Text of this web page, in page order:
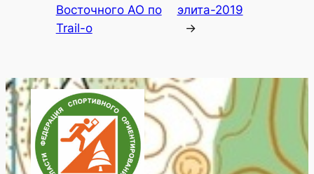
Восточного АО по
Trail-o
элита-2019
→